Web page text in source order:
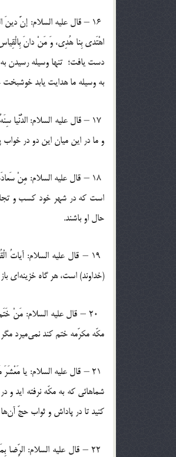
‏16 – قال علیه السلام: إنَّ
دست یافت؛ تنها وسیله رسیدن
به وسیله ما هدایت یابد
و ما در این میان این دو در خواب
است که در شهر خود کسب و تجارت
حال او باشند.‏
(خداوند) است، هر گاه خزینه‌ای
مکّه مکرّمه ختم کند نمی‌میرد
شماهائی که به مکّه نرفته اید و
کنید تا در پاداش و ثواب حجّ